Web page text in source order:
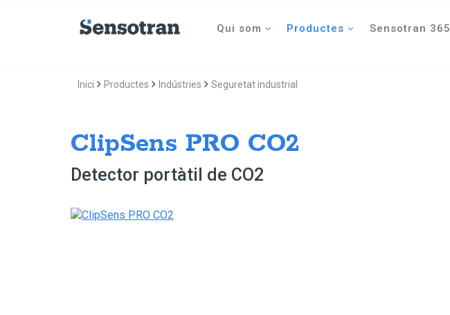
Qui som Productes Sensotran 365
Inici Productes Indústries Seguretat industrial
ClipSens PRO CO2
Detector portàtil de CO2